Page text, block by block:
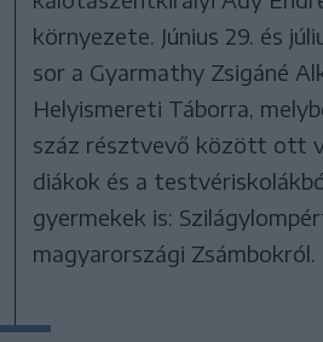
környezete. Június 29. és
sor a Gyarmathy Zsigáné
Helyismereti Táborra,
száz résztvevő között ott
diákok és a
gyermekek is:
magyarországi Zsámbokról.